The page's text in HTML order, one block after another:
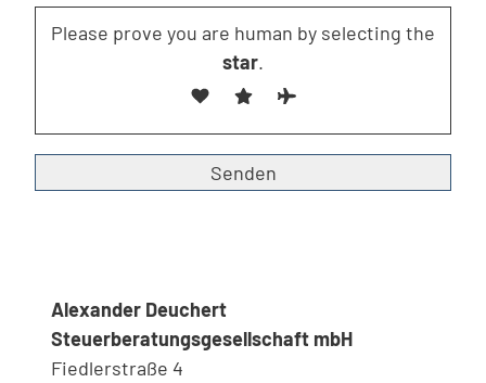
Please prove you are human by selecting the
star.
Alexander Deuchert
Steuerberatungsgesellschaft mbH
Fiedlerstraße 4